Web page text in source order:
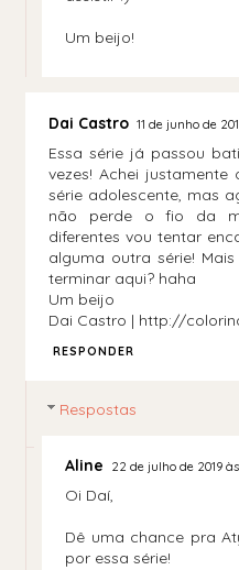
Um beijo!
Dai Castro 11 de junho de
Essa série já passou
vezes! Achei
série adolescente, mas
não perde o fio da
diferentes vou tentar
alguma outra série!
terminar aqui? haha
Um beijo
Dai Castro | http://
RESPONDER
Respostas
Aline 22 de julho de 2019 às
Oi Daí,
Dê uma chance pra
por essa série!